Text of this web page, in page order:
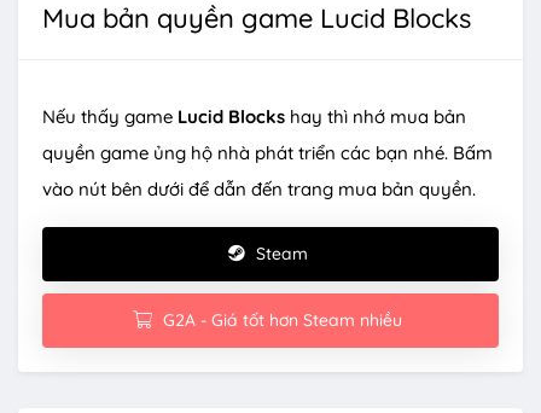
Mua bản quyền game Lucid Blocks
Nếu thấy game Lucid Blocks hay thì nhớ mua bản
quyền game ủng hộ nhà phát triển các bạn nhé. Bấm
vào nút bên dưới để dẫn đến trang mua bản quyền.
Steam
G2A - Giá tốt hơn Steam nhiều